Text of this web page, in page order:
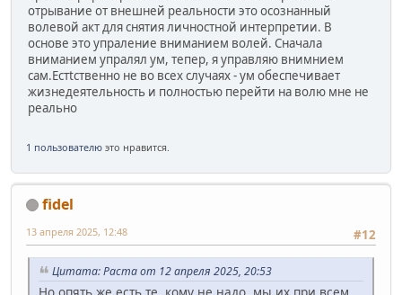
отрывание от внешней реальности это осознанный
волевой акт для снятия личностной интерпретии. В
основе это упраление вниманием волей. Сначала
вниманием упралял ум, тепер, я управляю внимнием
сам.Естtственно не во всех случаях - ум обеспечивает
жизнедеятельность и полностью перейти на волю мне не
реально
1 пользователю это нравится.
fidel
#12
13 апреля 2025, 12:48
Цитата: Раста от 12 апреля 2025, 20:53
Но опять же есть те, кому не надо, мы их при всем